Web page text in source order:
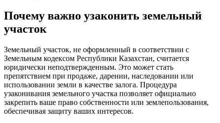
Почему важно узаконить земельный
участок
Земельный участок, не оформленный в соответствии с
Земельным кодексом Республики Казахстан, считается
юридически неподтвержденным. Это может стать
препятствием при продаже, дарении, наследовании или
использовании земли в качестве залога. Процедура
узаконивания земельного участка позволяет официально
закрепить ваше право собственности или землепользования,
обеспечивая защиту ваших интересов.